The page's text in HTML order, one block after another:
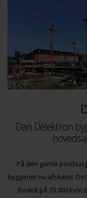
Dan Delektron
På den gamle
byggeriet nu afsluttet.
fordelt på 73.000 kvm